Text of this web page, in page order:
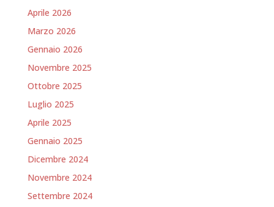
Aprile 2026
Marzo 2026
Gennaio 2026
Novembre 2025
Ottobre 2025
Luglio 2025
Aprile 2025
Gennaio 2025
Dicembre 2024
Novembre 2024
Settembre 2024